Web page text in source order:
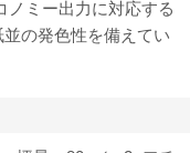
ノミー出力に対応する
の発色性を備えてい